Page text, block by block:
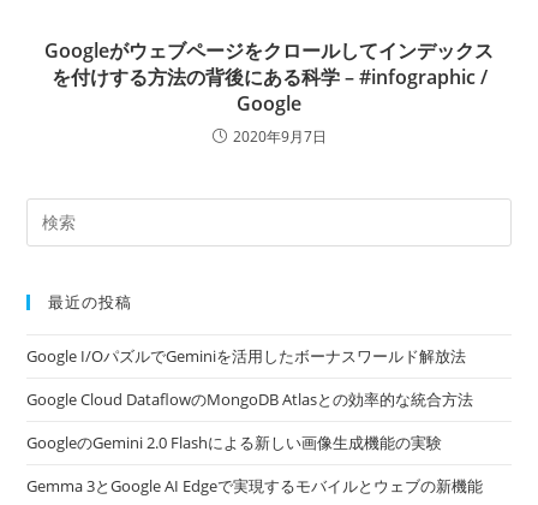
Googleがウェブページをクロールしてインデックス
を付けする方法の背後にある科学 – #infographic /
Google
2020年9月7日
最近の投稿
Google I/OパズルでGeminiを活用したボーナスワールド解放法
Google Cloud DataflowのMongoDB Atlasとの効率的な統合方法
GoogleのGemini 2.0 Flashによる新しい画像生成機能の実験
Gemma 3とGoogle AI Edgeで実現するモバイルとウェブの新機能